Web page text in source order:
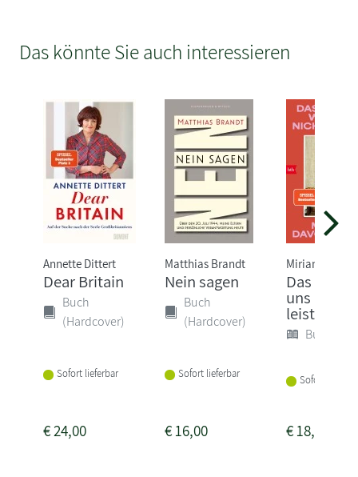
Das könnte Sie auch interessieren
Annette Dittert
Dear Britain
Buch
(Hardcover)
Sofort lieferbar
€24,00
Matthias Brandt
Nein sagen
Buch
(Hardcover)
Sofort lieferbar
€16,00
Miriam
Das
uns nicht
leisten
Buch
Sofort
€18,00